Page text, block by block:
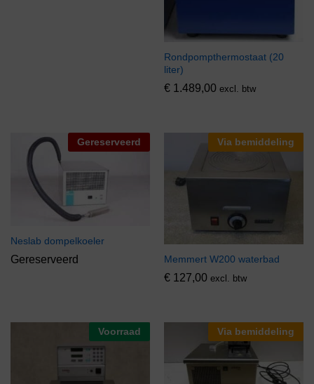
Rondpompthermostaat (20
liter)
€ 1.489,00 excl. btw
Gereserveerd
Neslab dompelkoeler
Gereserveerd
Via bemiddeling
Memmert W200 waterbad
€ 127,00 excl. btw
Voorraad Via bemiddeling